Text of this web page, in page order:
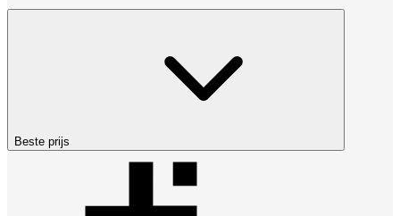
Beste prijs